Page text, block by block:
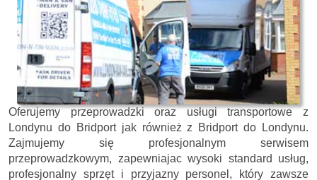
Oferujemy przeprowadzki oraz usługi transportowe z
Londynu do Bridport jak również z Bridport do Londynu.
Zajmujemy się profesjonalnym serwisem
przeprowadzkowym, zapewniajac wysoki standard usług,
profesjonalny sprzęt i przyjazny personel, który zawsze